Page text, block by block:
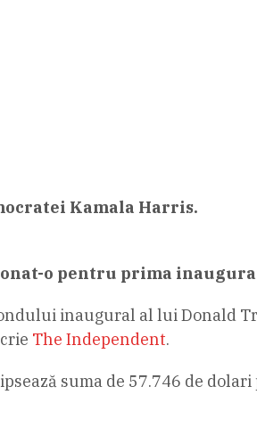
Kamala Harris.
o pentru prima
inaugural al lui Donald
The Independent.
suma de 57.746 de dolari